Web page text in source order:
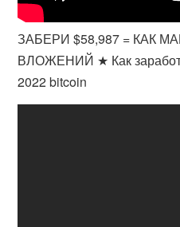
ЗАБЕРИ $58,987 = КАК
ВЛОЖЕНИЙ ★ Как
2022 bitcoin